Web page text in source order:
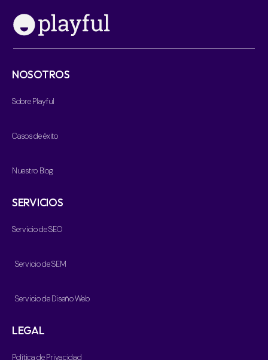
NOSOTROS
Sobre Playful
Casos de éxito
Nuestro Blog
SERVICIOS
Servicio de SEO
Servicio de SEM
Servicio de Diseño Web
LEGAL
Política de Privacidad